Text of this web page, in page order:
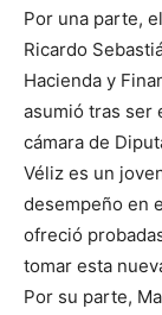
Por una parte,
Ricardo
Hacienda y
asumió tras ser
cámara de
Véliz es un
desempeño en
ofreció
tomar esta
Por su parte,